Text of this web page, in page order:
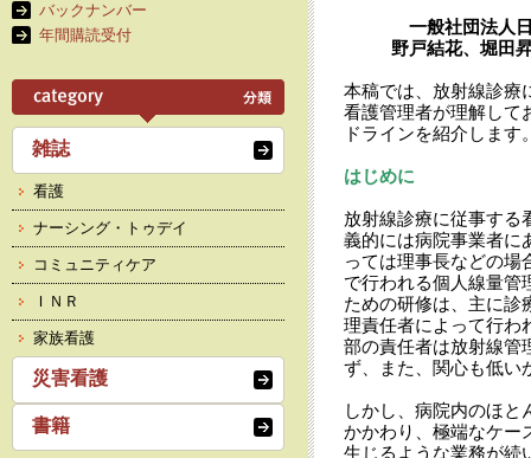
一般社団法人
野戸結花、堀田
本稿では、放射線診療
看護管理者が理解して
ドラインを紹介します
はじめに
放射線診療に従事する
義的には病院事業者に
っては理事長などの場
で行われる個人線量管
ための研修は、主に診
理責任者によって行わ
部の責任者は放射線管
ず、また、関心も低い
しかし、病院内のほ
かかわり、極端なケー
生じるような業務が続
バックナンバー
年間購読受付
雑誌
看護
ナーシング・トゥデイ
コミュニティケア
ＩＮＲ
家族看護
災害看護
書籍